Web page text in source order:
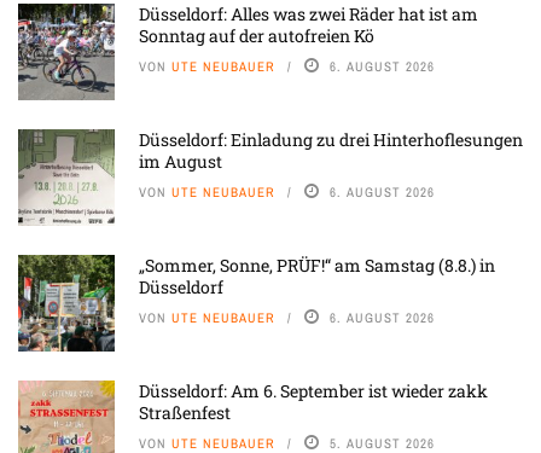
Düsseldorf: Alles was zwei Räder hat ist am
Sonntag auf der autofreien Kö
VON UTE NEUBAUER 6. AUGUST 2026
Düsseldorf: Einladung zu drei Hinterhoflesungen
im August
VON UTE NEUBAUER 6. AUGUST 2026
„Sommer, Sonne, PRÜF!“ am Samstag (8.8.) in
Düsseldorf
VON UTE NEUBAUER 6. AUGUST 2026
Düsseldorf: Am 6. September ist wieder zakk
Straßenfest
VON UTE NEUBAUER 5. AUGUST 2026